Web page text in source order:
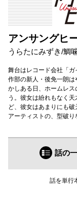
アンサングヒ
うらたにみずき/鯛
舞台はレコード会社「
作部の新人・後免一朗
かしある日、ホームレ
う。彼女は紛れもなく
ど、彼女はあまりにも
アーティストの、型破
話の
話を単行